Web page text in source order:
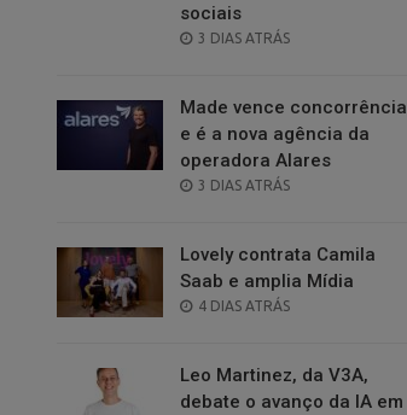
sociais
POSTED
3 DIAS ATRÁS
Made vence concorrência
e é a nova agência da
operadora Alares
POSTED
3 DIAS ATRÁS
Lovely contrata Camila
Saab e amplia Mídia
POSTED
4 DIAS ATRÁS
Leo Martinez, da V3A,
debate o avanço da IA em